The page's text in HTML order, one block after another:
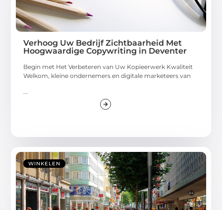
Verhoog Uw Bedrijf Zichtbaarheid Met
Hoogwaardige Copywriting in Deventer
Begin met Het Verbeteren van Uw Kopieerwerk Kwaliteit
Welkom, kleine ondernemers en digitale marketeers van
...
WINKELEN